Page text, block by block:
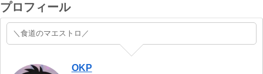
プロフィール
＼食道のマエストロ／
OKP